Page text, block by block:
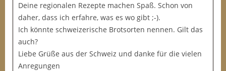
Deine regionalen Rezepte machen Spaß. Schon von
daher, dass ich erfahre, was es wo gibt ;-).
Ich könnte schweizerische Brotsorten nennen. Gilt das
auch?
Liebe Grüße aus der Schweiz und danke für die vielen
Anregungen